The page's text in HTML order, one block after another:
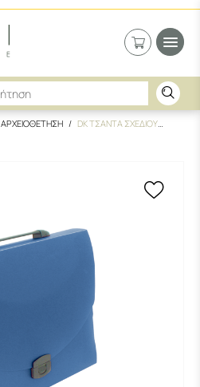
ΑΡΧΕΙΟΘΕΤΗΣΗ
DK ΤΣΑΝΤΑ ΣΧΕΔΙΟΥ